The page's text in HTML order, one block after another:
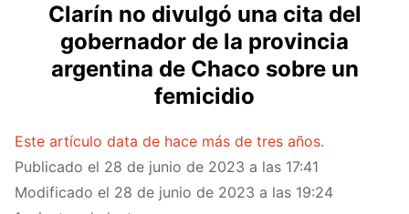
Clarín no divulgó una cita del
gobernador de la provincia
argentina de Chaco sobre un
femicidio
Este artículo data de hace más de tres años.
Publicado el 28 de junio de 2023 a las 17:41
Modificado el 28 de junio de 2023 a las 19:24